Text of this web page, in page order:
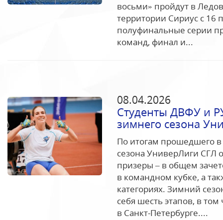
восьми» пройдут в
территории Сириус с 16
полуфинальные серии
команд, финал и...
08.04.2026
Студенты ДВФУ и
зимнего сезона
По итогам прошедшего
сезона УниверЛиги СГЛ
призеры – в общем
в командном кубке, а
категориях. Зимний
себя шесть этапов, в
в Санкт-Петербурге....